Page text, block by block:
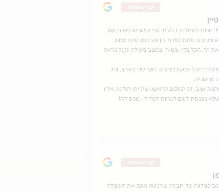
חנות לשמלות כלה יד שנייה שהיא פשוט וואו.
מגיעות סתם למדף, הן עוברות סינון ממש
את זה. הכל נקי, שמור, במצב מעולה והכל נראה
מכל המעצבים הכי מובילים בארץ, וכל
מהשנייה.
שוב, זה המקום הראשון שהייתי הולכת אליו
נכנסת לשם לפחות למדוד- מפסידה!
גם כמלווה של חברה שרכשה מכם את השמלה